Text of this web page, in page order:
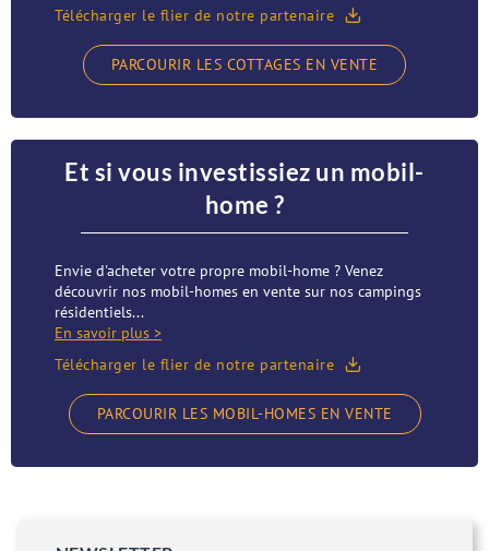
Télécharger le flier de notre partenaire
PARCOURIR LES COTTAGES EN VENTE
Et si vous investissiez un mobil-
home ?
Envie d'acheter votre propre mobil-home ? Venez
découvrir nos mobil-homes en vente sur nos campings
résidentiels...
En savoir plus >
Télécharger le flier de notre partenaire
PARCOURIR LES MOBIL-HOMES EN VENTE